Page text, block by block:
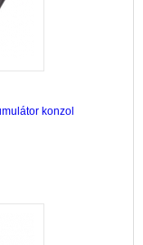
konzol